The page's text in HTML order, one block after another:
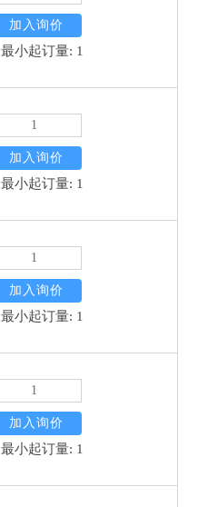
加入询价
最小起订量: 1
加入询价
最小起订量: 1
加入询价
最小起订量: 1
加入询价
最小起订量: 1